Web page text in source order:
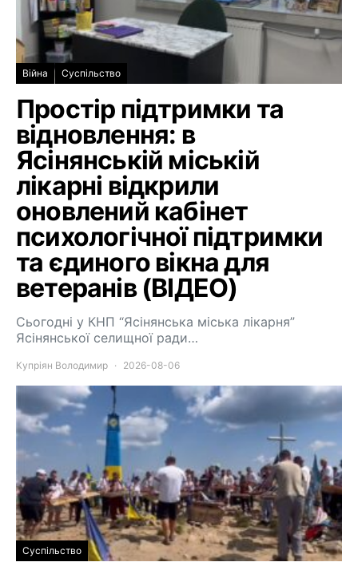
Війна Суспільство
Простір підтримки та
відновлення: в
Ясінянській міській
лікарні відкрили
оновлений кабінет
психологічної підтримки
та єдиного вікна для
ветеранів (ВІДЕО)
Сьогодні у КНП “Ясінянська міська лікарня”
Ясінянської селищної ради…
Купріян Володимир 2026-08-06
Суспільство